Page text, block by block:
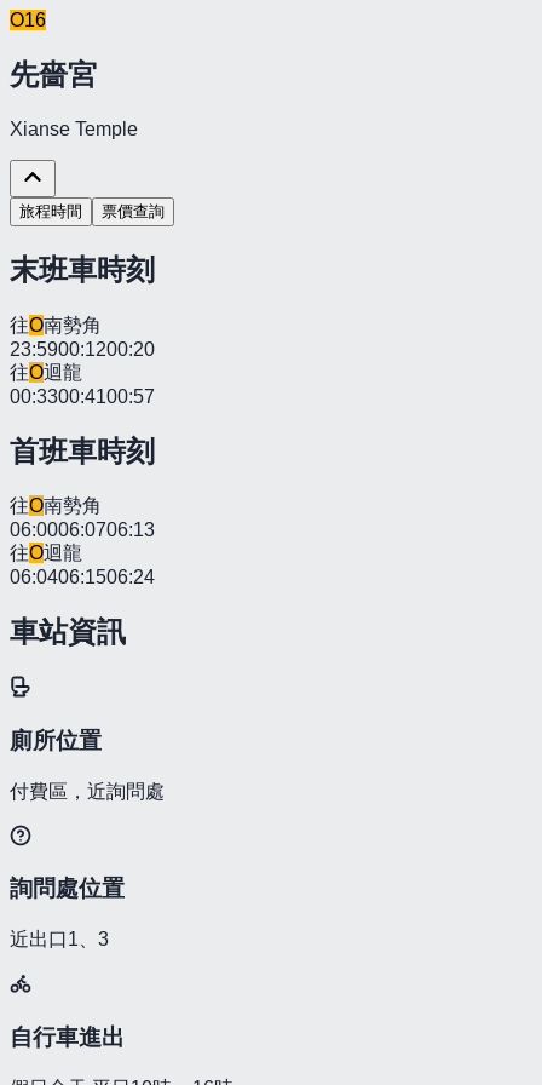
O16
先嗇宮
Xianse Temple
旅程時間 票價查詢
末班車時刻
往O南勢角
23:5900:1200:20
往O迴龍
00:3300:4100:57
首班車時刻
往O南勢角
06:0006:0706:13
往O迴龍
06:0406:1506:24
車站資訊
廁所位置
付費區，近詢問處
詢問處位置
近出口1、3
自行車進出